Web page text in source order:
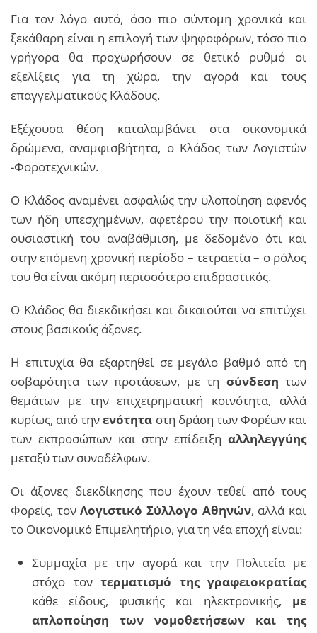
Για τον λόγο αυτό, όσο πιο σύντομη χρονικά και
ξεκάθαρη είναι η επιλογή των ψηφοφόρων, τόσο πιο
γρήγορα θα προχωρήσουν σε θετικό ρυθμό οι
εξελίξεις για τη χώρα, την αγορά και τους
επαγγελματικούς Κλάδους.
Εξέχουσα θέση καταλαμβάνει στα οικονομικά
δρώμενα, αναμφισβήτητα, ο Κλάδος των Λογιστών
-Φοροτεχνικών.
Ο Κλάδος αναμένει ασφαλώς την υλοποίηση αφενός
των ήδη υπεσχημένων, αφετέρου την ποιοτική και
ουσιαστική του αναβάθμιση, με δεδομένο ότι και
στην επόμενη χρονική περίοδο – τετραετία – ο ρόλος
του θα είναι ακόμη περισσότερο επιδραστικός.
Ο Κλάδος θα διεκδικήσει και δικαιούται να επιτύχει
στους βασικούς άξονες.
Η επιτυχία θα εξαρτηθεί σε μεγάλο βαθμό από τη
σοβαρότητα των προτάσεων, με τη σύνδεση των
θεμάτων με την επιχειρηματική κοινότητα, αλλά
κυρίως, από τηνενότητα στη δράση των Φορέων και
των εκπροσώπων και στην επίδειξη αλληλεγγύης
μεταξύ των συναδέλφων.
Οι άξονες διεκδίκησης που έχουν τεθεί από τους
Φορείς, τονΛογιστικό Σύλλογο Αθηνών, αλλά και
το Οικονομικό Επιμελητήριο, για τη νέα εποχή είναι:
Συμμαχία με την αγορά και την Πολιτεία με
στόχο τον τερματισμό της γραφειοκρατίας
κάθε είδους, φυσικής και ηλεκτρονικής, με
απλοποίηση των νομοθετήσεων και της